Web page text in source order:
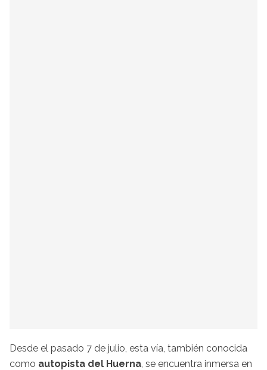
Desde el pasado 7 de julio, esta vía, también conocida
como autopista del Huerna, se encuentra inmersa en